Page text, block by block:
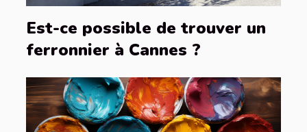
Est-ce possible de trouver un
ferronnier à Cannes ?